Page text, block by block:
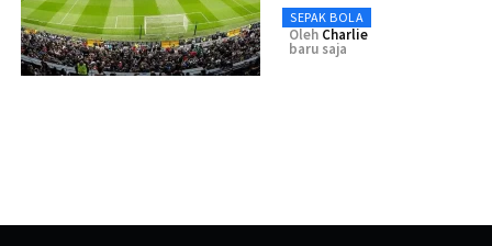
SEPAK BOLA
Oleh Charlie
baru saja